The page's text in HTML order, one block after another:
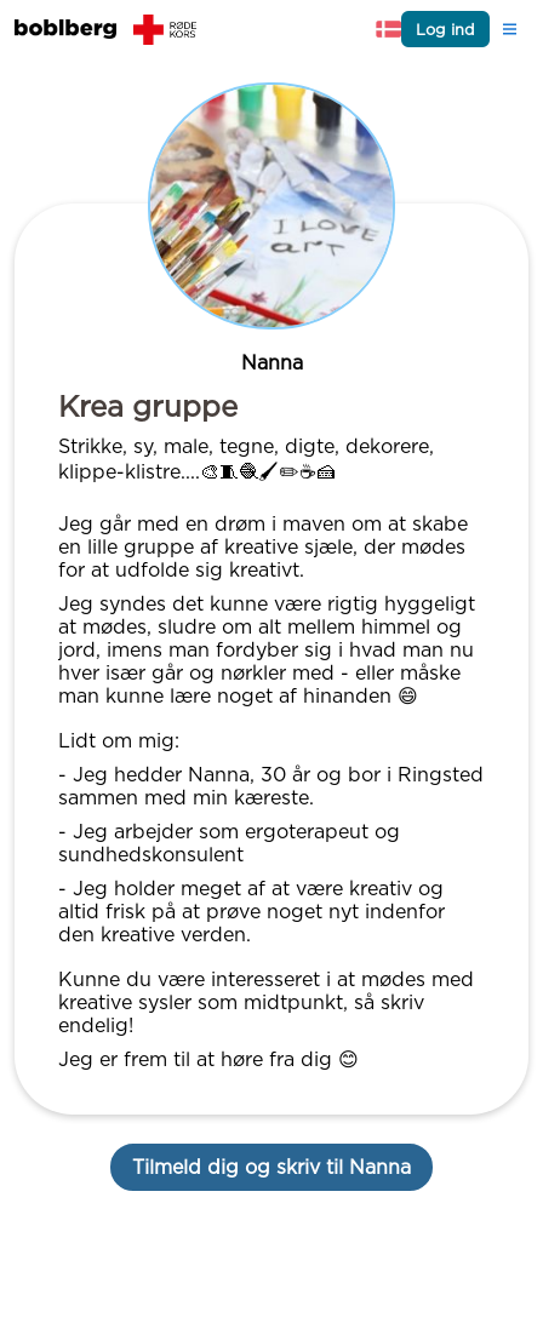
Log ind
Nanna
Krea gruppe
Strikke, sy, male, tegne, digte, dekorere,
klippe-klistre....🎨🧵🧶🖌✏☕🍰
Jeg går med en drøm i maven om at skabe
en lille gruppe af kreative sjæle, der mødes
for at udfolde sig kreativt.
Jeg syndes det kunne være rigtig hyggeligt
at mødes, sludre om alt mellem himmel og
jord, imens man fordyber sig i hvad man nu
hver især går og nørkler med - eller måske
man kunne lære noget af hinanden 😄
Lidt om mig:
- Jeg hedder Nanna, 30 år og bor i Ringsted
sammen med min kæreste.
- Jeg arbejder som ergoterapeut og
sundhedskonsulent
- Jeg holder meget af at være kreativ og
altid frisk på at prøve noget nyt indenfor
den kreative verden.
Kunne du være interesseret i at mødes med
kreative sysler som midtpunkt, så skriv
endelig!
Jeg er frem til at høre fra dig 😊
Tilmeld dig og skriv til Nanna